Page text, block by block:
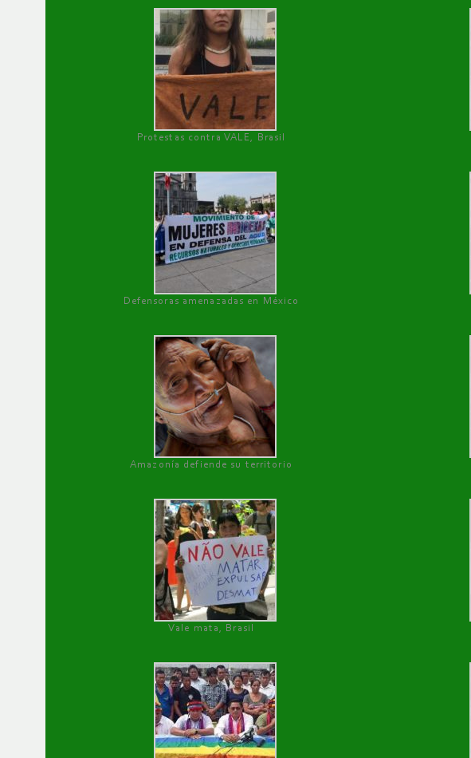
Protestas contra VALE, Brasil
Defensoras amenazadas en México
Amazonía defiende su territorio
Vale mata, Brasil